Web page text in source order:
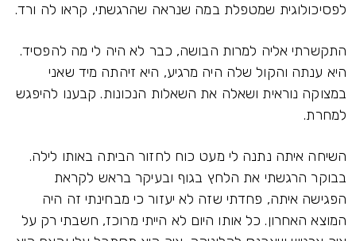
לפסיכולוגית שמטפלת במה שנראה שהרגשתי, קראו לה ורד.
התקשרתי אליה למרות הבושה, כבר לא היה לי מה להפסיד.
היא ענתה והקול שלה היה מרגיע, היא זיהתה מיד שאני
במצוקה נוראית ושאלה את השאלות הנכונות. קבענו להיפגש
למחרת.
השיחה איתה נתנה לי מעט כוח לחזור הביתה באותו לילה.
בבוקר הרגשתי את הלחץ בגוף ובעיקר בראש לקראת
הפגישה איתה, פחדתי שזה לא יעזור כי מבחינתי זה היה
המוצא האחרון. כל אותו היום לא הייתי מרוכז, חשבתי רק על